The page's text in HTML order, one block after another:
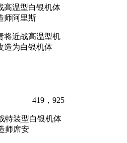
高温型白银机体
师阿里斯
将近战高温型机
造为白银机体
419，925
特装型白银机体
师席安